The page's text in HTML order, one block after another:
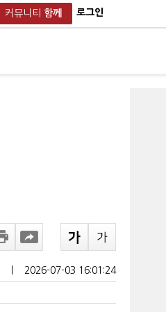
커뮤니티 함께 로그인
2026-07-03 16:01:24